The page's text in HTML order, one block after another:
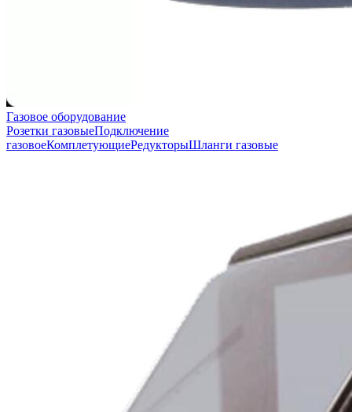
Газовое оборудование
Розетки газовыеПодключение
газовоеКомплетующиеРедукторыШланги газовые